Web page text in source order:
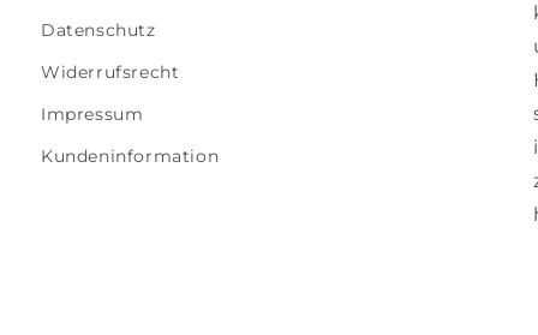
Datenschutz
Widerrufsrecht
Impressum
Kundeninformation